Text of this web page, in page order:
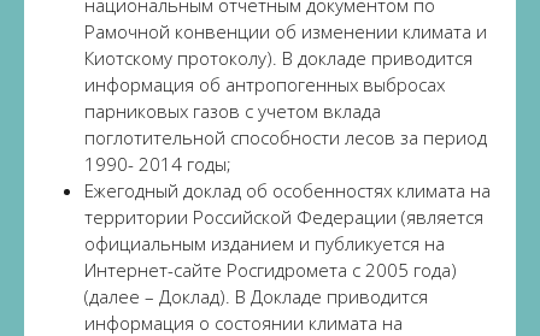
национальным отчетным документом по
Рамочной конвенции об изменении климата и
Киотскому протоколу). В докладе приводится
информация об антропогенных выбросах
парниковых газов с учетом вклада
поглотительной способности лесов за период
1990- 2014 годы;
Ежегодный доклад об особенностях климата на
территории Российской Федерации (является
официальным изданием и публикуется на
Интернет-сайте Росгидромета с 2005 года)
(далее – Доклад). В Докладе приводится
информация о состоянии климата на